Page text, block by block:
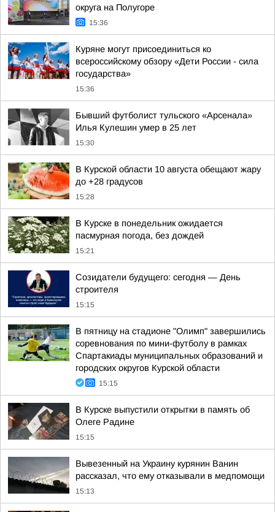
округа на Полугоре
15:36
Куряне могут присоединиться ко
всероссийскому обзору «Дети России - сила
государства»
15:36
Бывший футболист тульского «Арсенала»
Илья Кулешин умер в 25 лет
15:30
В Курской области 10 августа обещают жару
до +28 градусов
15:28
В Курске в понедельник ожидается
пасмурная погода, без дождей
15:21
Созидатели будущего: сегодня — День
строителя
15:15
В пятницу на стадионе "Олимп" завершились
соревнования по мини-футболу в рамках
Спартакиады муниципальных образований и
городских округов Курской области
15:15
В Курске выпустили открытки в память об
Олеге Радине
15:15
Вывезенный на Украину курянин Ванин
рассказал, что ему отказывали в медпомощи
15:13